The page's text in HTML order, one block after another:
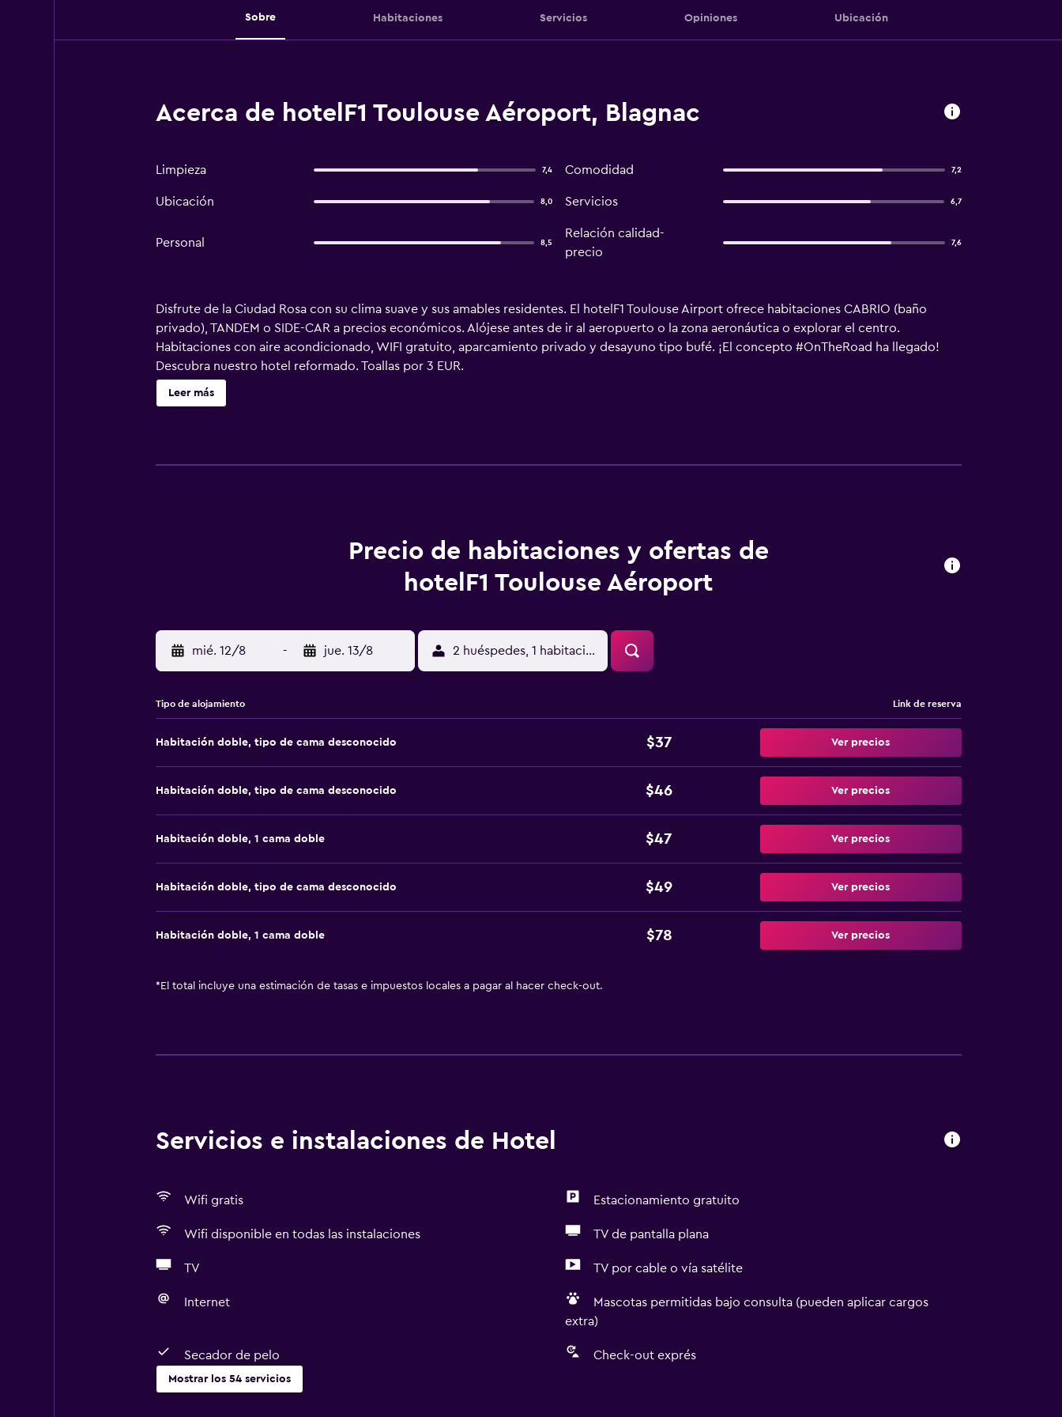
Sobre Habitaciones Servicios Opiniones Ubicación
Acerca de hotelF1 Toulouse Aéroport, Blagnac
Limpieza 7,4 Comodidad 7,2
Ubicación 8,0 Servicios 6,7
Personal 8,5
Relación calidad-
precio
7,6
Disfrute de la Ciudad Rosa con su clima suave y sus amables residentes. El hotelF1 Toulouse Airport ofrece habitaciones CABRIO (baño
privado), TANDEM o SIDE-CAR a precios económicos. Alójese antes de ir al aeropuerto o la zona aeronáutica o explorar el centro.
Habitaciones con aire acondicionado, WIFI gratuito, aparcamiento privado y desayuno tipo bufé. ¡El concepto #OnTheRoad ha llegado!
Descubra nuestro hotel reformado. Toallas por 3 EUR.
Leer más
Precio de habitaciones y ofertas de
hotelF1 Toulouse Aéroport
mié. 12/8 - jue. 13/8 2 huéspedes, 1 habitación
Tipo de alojamiento Link de reserva
Habitación doble, tipo de cama desconocido $37 Ver precios
Habitación doble, tipo de cama desconocido $46 Ver precios
Habitación doble, 1 cama doble $47 Ver precios
Habitación doble, tipo de cama desconocido $49 Ver precios
Habitación doble, 1 cama doble $78 Ver precios
* El total incluye una estimación de tasas e impuestos locales a pagar al hacer check-out.
Servicios e instalaciones de Hotel
Wifi gratis Estacionamiento gratuito
Wifi disponible en todas las instalaciones TV de pantalla plana
TV TV por cable o vía satélite
Internet
Mascotas permitidas bajo consulta (pueden aplicar cargos
extra)
Secador de pelo Check-out exprés
Mostrar los 54 servicios